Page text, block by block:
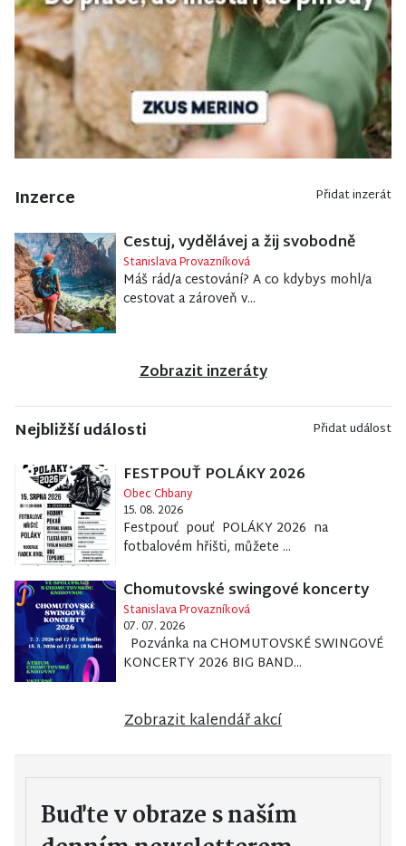
Inzerce Přidat inzerát
Cestuj, vydělávej a žij svobodně
Stanislava Provazníková
Máš rád/a cestování? A co kdybys mohl/a
cestovat a zároveň v...
Zobrazit inzeráty
Nejbližší události Přidat událost
FESTPOUŤ POLÁKY 2026
Obec Chbany
15. 08. 2026
Festpouť pouť POLÁKY 2026 na
fotbalovém hřišti, můžete ...
Chomutovské swingové koncerty
Stanislava Provazníková
07. 07. 2026
Pozvánka na CHOMUTOVSKÉ SWINGOVÉ
KONCERTY 2026 BIG BAND...
Zobrazit kalendář akcí
Buďte v obraze s naším